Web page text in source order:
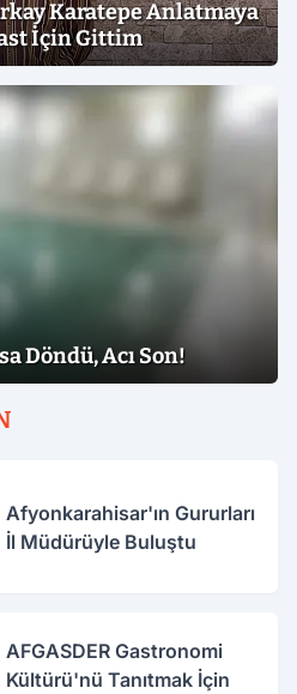
Karatepe Anlatmaya
İçin Gittim
Döndü, Acı Son!
Afyonkarahisar'ın Gururları
İl Müdürüyle Buluştu
AFGASDER Gastronomi
Kültürü'nü Tanıtmak İçin